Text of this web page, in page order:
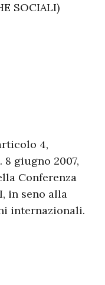
SOCIALI)
4,
8 giugno 2007,
Conferenza
in seno alla
internazionali.